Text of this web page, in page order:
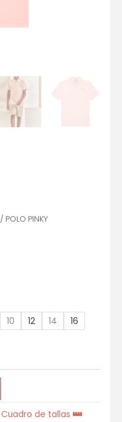
/ POLO PINKY
10 12 14
16
Cuadro de tallas